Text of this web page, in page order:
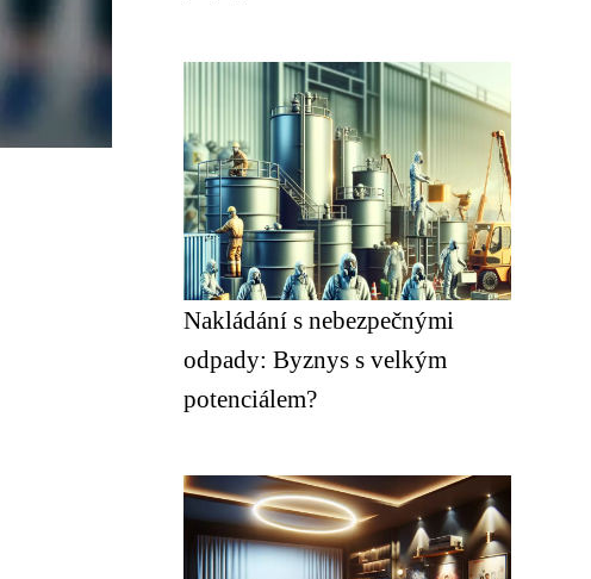
Nakládání s nebezpečnými
odpady: Byznys s velkým
potenciálem?